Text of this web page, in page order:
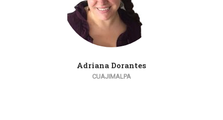
Adriana Dorantes
CUAJIMALPA